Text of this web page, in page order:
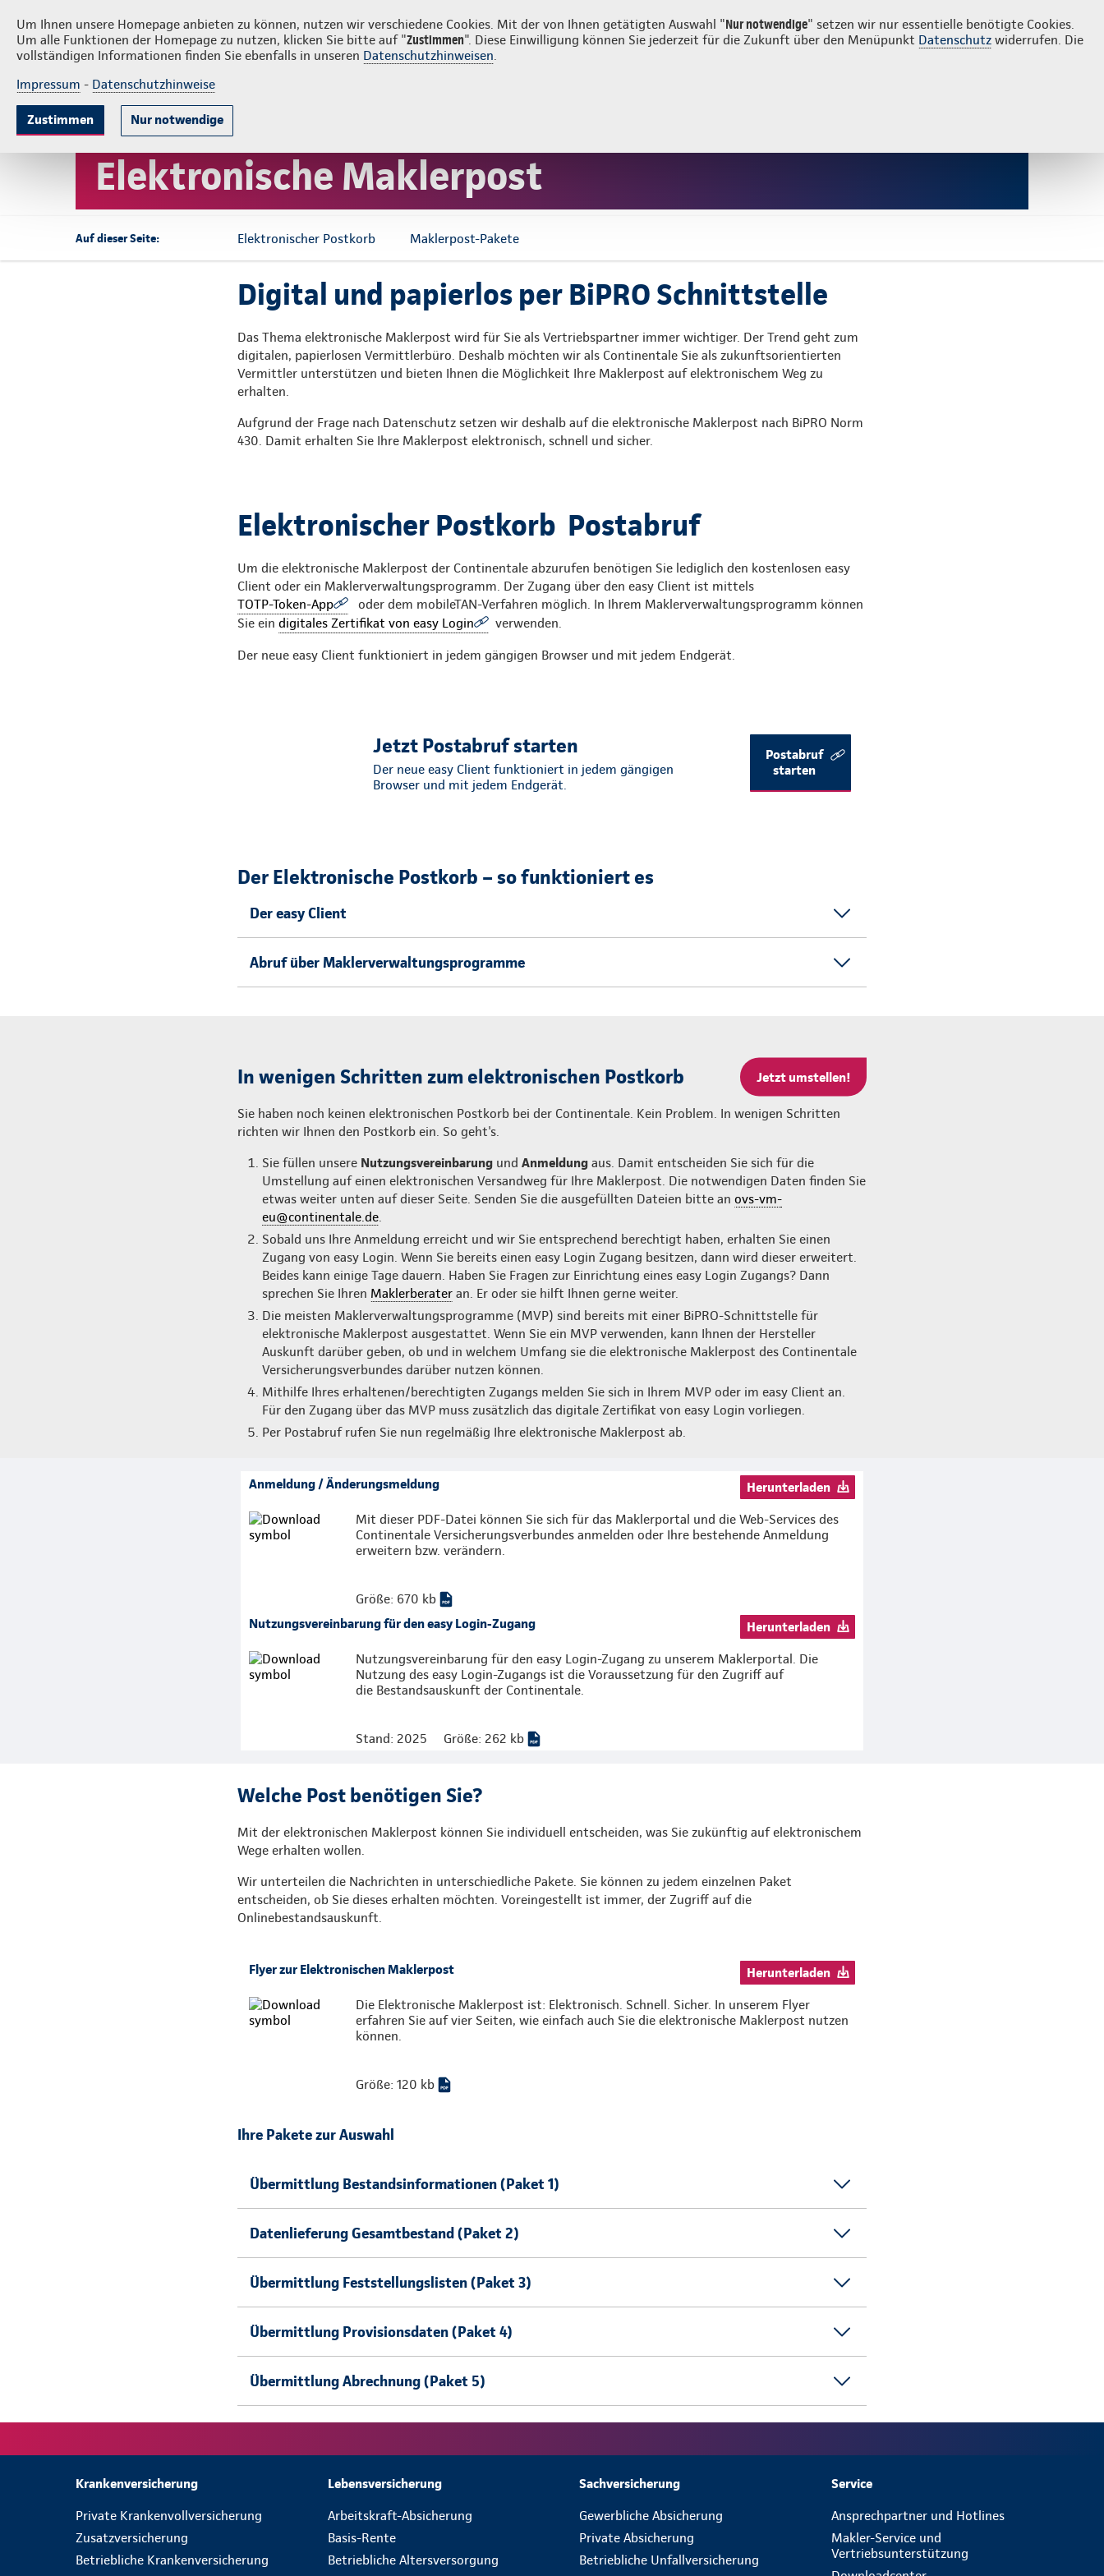
Um Ihnen unsere Homepage anbieten zu können, nutzen wir verschiedene Cookies. Mit der von Ihnen getätigten Auswahl "Nur notwendige" setzen wir nur essentielle benötigte Cookies.
Um alle Funktionen der Homepage zu nutzen, klicken Sie bitte auf "Zustimmen". Diese Einwilligung können Sie jederzeit für die Zukunft über den Menüpunkt Datenschutz widerrufen. Die
vollständigen Informationen finden Sie ebenfalls in unseren Datenschutzhinweisen.
Impressum - Datenschutzhinweise
Zustimmen Nur notwendige
Suche Login
Krankenversicherung
Veranstaltungen Rechner Maklerpost
Maklerpost
Elektronische Maklerpost
Auf dieser Seite: Elektronischer Postkorb Maklerpost-Pakete
Digital und papierlos per BiPRO Schnittstelle
Das Thema elektronische Maklerpost wird für Sie als Vertriebspartner immer wichtiger. Der Trend geht zum
digitalen, papierlosen Vermittlerbüro. Deshalb möchten wir als Continentale Sie als zukunftsorientierten
Vermittler unterstützen und bieten Ihnen die Möglichkeit Ihre Maklerpost auf elektronischem Weg zu
erhalten.
Aufgrund der Frage nach Datenschutz setzen wir deshalb auf die elektronische Maklerpost nach BiPRO Norm
430. Damit erhalten Sie Ihre Maklerpost elektronisch, schnell und sicher.
Elektronischer Postkorb Postabruf
Um die elektronische Maklerpost der Continentale abzurufen benötigen Sie lediglich den kostenlosen easy
Client oder ein Maklerverwaltungsprogramm. Der Zugang über den easy Client ist mittels
TOTP-Token-App
oder dem mobileTAN-Verfahren möglich. In Ihrem Maklerverwaltungsprogramm können
Sie ein digitales Zertifikat von easy Login verwenden.
Der neue easy Client funktioniert in jedem gängigen Browser und mit jedem Endgerät.
Jetzt Postabruf starten
Der neue easy Client funktioniert in jedem gängigen
Browser und mit jedem Endgerät.
Postabruf
starten
Der Elektronische Postkorb – so funktioniert es
Der easy Client
Abruf über Maklerverwaltungsprogramme
In wenigen Schritten zum elektronischen Postkorb Jetzt umstellen!
Sie haben noch keinen elektronischen Postkorb bei der Continentale. Kein Problem. In wenigen Schritten
richten wir Ihnen den Postkorb ein. So geht's.
Sie füllen unsere Nutzungsvereinbarungund Anmeldungaus. Damit entscheiden Sie sich für die
Umstellung auf einen elektronischen Versandweg für Ihre Maklerpost. Die notwendigen Daten finden Sie
etwas weiter unten auf dieser Seite. Senden Sie die ausgefüllten Dateien bitte an ovs-vm-
eu@continentale.de.
Sobald uns Ihre Anmeldung erreicht und wir Sie entsprechend berechtigt haben, erhalten Sie einen
Zugang von easy Login. Wenn Sie bereits einen easy Login Zugang besitzen, dann wird dieser erweitert.
Beides kann einige Tage dauern. Haben Sie Fragen zur Einrichtung eines easy Login Zugangs? Dann
sprechen Sie Ihren Maklerberateran. Er oder sie hilft Ihnen gerne weiter.
Die meisten Maklerverwaltungsprogramme (MVP) sind bereits mit einer BiPRO-Schnittstelle für
elektronische Maklerpost ausgestattet. Wenn Sie ein MVP verwenden, kann Ihnen der Hersteller
Auskunft darüber geben, ob und in welchem Umfang sie die elektronische Maklerpost des Continentale
Versicherungsverbundes darüber nutzen können.
Mithilfe Ihres erhaltenen/berechtigten Zugangs melden Sie sich in Ihrem MVP oder im easy Client an.
Für den Zugang über das MVP muss zusätzlich das digitale Zertifikat von easy Login vorliegen.
Per Postabruf rufen Sie nun regelmäßig Ihre elektronische Maklerpost ab.
Anmeldung / Änderungsmeldung Herunterladen
Mit dieser PDF-Datei können Sie sich für das Maklerportal und die Web-Services des
Continentale Versicherungsverbundes anmelden oder Ihre bestehende Anmeldung
erweitern bzw. verändern.
Größe: 670 kb
Nutzungsvereinbarung für den easy Login-Zugang
Herunterladen
Nutzungsvereinbarung für den easy Login-Zugang zu unserem Maklerportal. Die
Nutzung des easy Login-Zugangs ist die Voraussetzung für den Zugriff auf
die Bestandsauskunft der Continentale.
Stand: 2025 Größe: 262 kb
Welche Post benötigen Sie?
Mit der elektronischen Maklerpost können Sie individuell entscheiden, was Sie zukünftig auf elektronischem
Wege erhalten wollen.
Wir unterteilen die Nachrichten in unterschiedliche Pakete. Sie können zu jedem einzelnen Paket
entscheiden, ob Sie dieses erhalten möchten. Voreingestellt ist immer, der Zugriff auf die
Onlinebestandsauskunft.
Flyer zur Elektronischen Maklerpost Herunterladen
Die Elektronische Maklerpost ist: Elektronisch. Schnell. Sicher. In unserem Flyer
erfahren Sie auf vier Seiten, wie einfach auch Sie die elektronische Maklerpost nutzen
können.
Größe: 120 kb
Ihre Pakete zur Auswahl
Übermittlung Bestandsinformationen (Paket 1)
Datenlieferung Gesamtbestand (Paket 2)
Übermittlung Feststellungslisten (Paket 3)
Übermittlung Provisionsdaten (Paket 4)
Übermittlung Abrechnung (Paket 5)
Krankenversicherung
Private Krankenvollversicherung
Zusatzversicherung
Betriebliche Krankenversicherung
Lebensversicherung
Arbeitskraft-Absicherung
Basis-Rente
Betriebliche Altersversorgung
Sachversicherung
Gewerbliche Absicherung
Private Absicherung
Betriebliche Unfallversicherung
Service
Ansprechpartner und Hotlines
Makler-Service und
Vertriebsunterstützung